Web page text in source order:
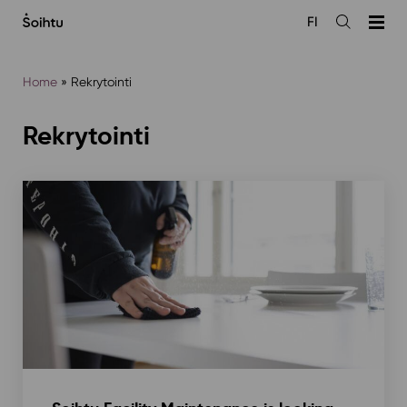
sisältöön
Open
FI
Home» Rekrytointi
Rekrytointi